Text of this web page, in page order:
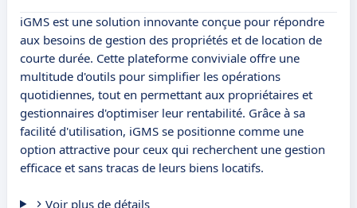
iGMS est une solution innovante conçue pour répondre
aux besoins de gestion des propriétés et de location de
courte durée. Cette plateforme conviviale offre une
multitude d'outils pour simplifier les opérations
quotidiennes, tout en permettant aux propriétaires et
gestionnaires d'optimiser leur rentabilité. Grâce à sa
facilité d'utilisation, iGMS se positionne comme une
option attractive pour ceux qui recherchent une gestion
efficace et sans tracas de leurs biens locatifs.
Voir plus de détails